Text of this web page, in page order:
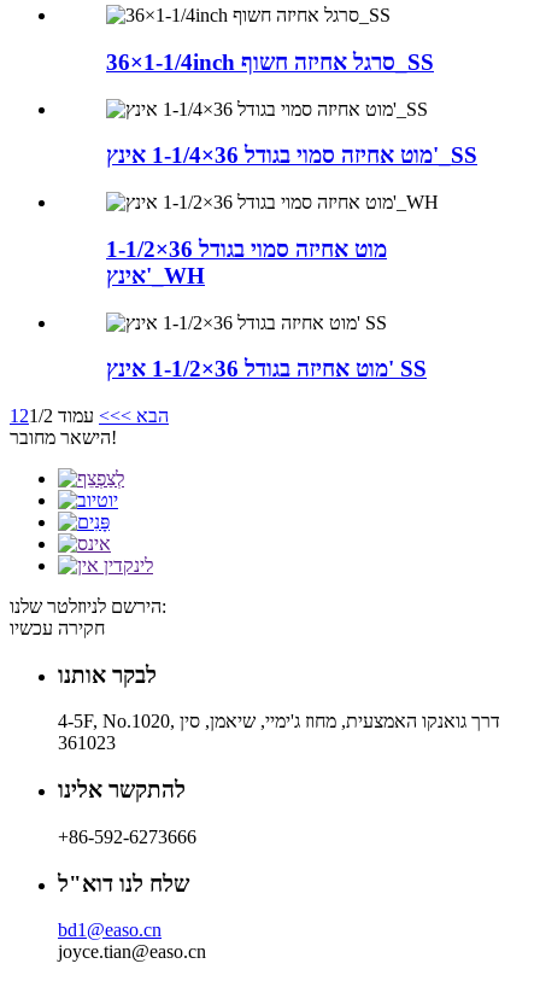
36×1-1/4inch סרגל אחיזה חשוף_SS
מוט אחיזה סמוי בגודל 36×1-1/4 אינץ'_SS
מוט אחיזה סמוי בגודל 36×1-1/2
אינץ'_WH
מוט אחיזה בגודל 36×1-1/2 אינץ' SS
1 2 הבא >>> עמוד 1/2
הישאר מחובר!
הירשם לניוזלטר שלנו:
חקירה עכשיו
לבקר אותנו
4-5F, No.1020, דרך גואנקו האמצעית, מחוז ג'ימיי, שיאמן, סין
361023
להתקשר אלינו
+86-592-6273666
שלח לנו דוא"ל
bd1@easo.cn
joyce.tian@easo.cn